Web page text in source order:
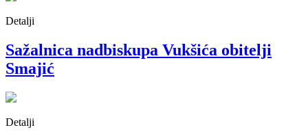
Detalji
Sažalnica nadbiskupa Vukšića obitelji
Smajić
Detalji